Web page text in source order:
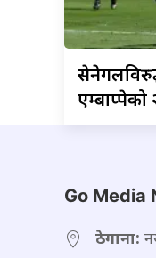
एम्बाप्पेको
Go Media
ठेगाना: